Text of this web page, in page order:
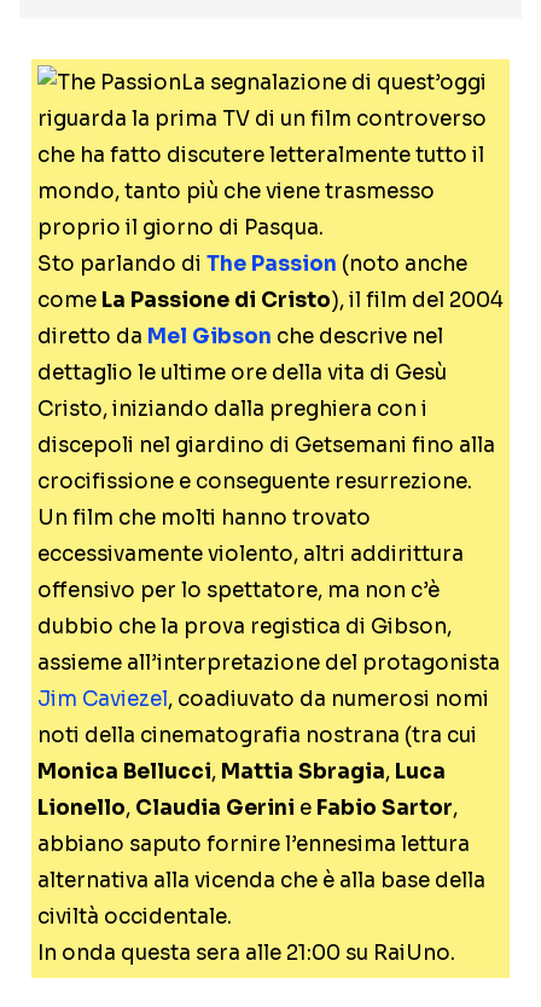
La segnalazione di quest’oggi
riguarda la prima TV di un film controverso
che ha fatto discutere letteralmente tutto il
mondo, tanto più che viene trasmesso
proprio il giorno di Pasqua.
Sto parlando di The Passion (noto anche
come La Passione di Cristo), il film del 2004
diretto da Mel Gibson che descrive nel
dettaglio le ultime ore della vita di Gesù
Cristo, iniziando dalla preghiera con i
discepoli nel giardino di Getsemani fino alla
crocifissione e conseguente resurrezione.
Un film che molti hanno trovato
eccessivamente violento, altri addirittura
offensivo per lo spettatore, ma non c’è
dubbio che la prova registica di Gibson,
assieme all’interpretazione del protagonista
Jim Caviezel, coadiuvato da numerosi nomi
noti della cinematografia nostrana (tra cui
Monica Bellucci, Mattia Sbragia, Luca
Lionello, Claudia Gerini e Fabio Sartor,
abbiano saputo fornire l’ennesima lettura
alternativa alla vicenda che è alla base della
civiltà occidentale.
In onda questa sera alle 21:00 su RaiUno.